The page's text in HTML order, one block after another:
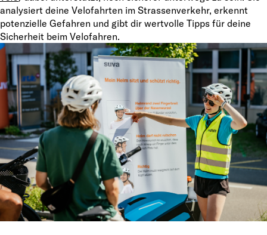
analysiert deine Velofahrten im Strassenverkehr, erkennt
potenzielle Gefahren und gibt dir wertvolle Tipps für deine
Sicherheit beim Velofahren.